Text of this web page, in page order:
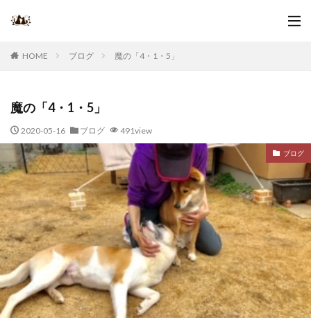
HOME ブログ 魔の「4・1・5」
魔の「4・1・5」
2020-05-16 ブログ 491view
ブログ